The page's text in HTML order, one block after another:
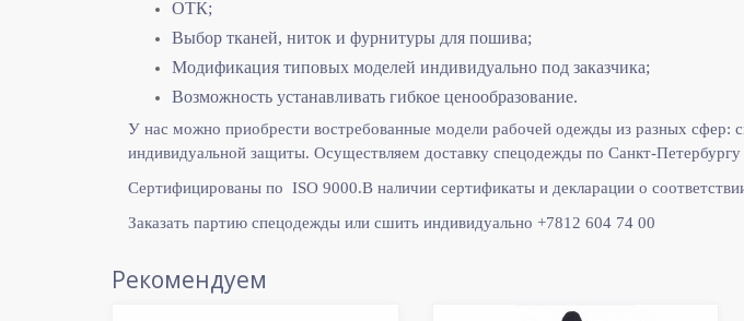
ОТК;
Выбор тканей, ниток и фурнитуры для пошива;
Модификация типовых моделей индивидуально под заказчика;
Возможность устанавливать гибкое ценообразование.
У нас можно приобрести востребованные модели рабочей одежды из разных сфер:
индивидуальной защиты. Осуществляем доставку спецодежды по Санкт-Петербургу
Сертифицированы по ISO 9000.В наличии сертификаты и декларации о
Заказать партию спецодежды или сшить индивидуально +7812 604 74 00
Рекомендуем